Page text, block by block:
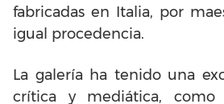
fabricadas en Italia, por
igual procedencia.
La galería ha tenido una
crítica y mediática,